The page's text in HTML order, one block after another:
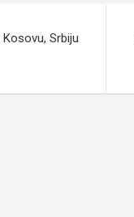
Srbiju